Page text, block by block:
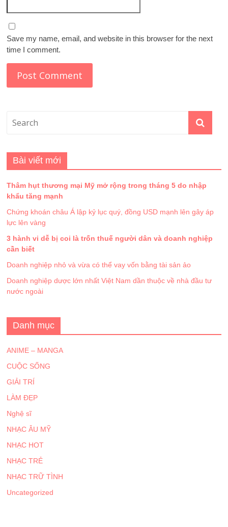
Save my name, email, and website in this browser for the next
time I comment.
Bài viết mới
Thâm hụt thương mại Mỹ mở rộng trong tháng 5 do nhập
khẩu tăng mạnh
Chứng khoán châu Á lập kỷ lục quý, đồng USD mạnh lên gây áp
lực lên vàng
3 hành vi dễ bị coi là trốn thuế người dân và doanh nghiệp
cần biết
Doanh nghiệp nhỏ và vừa có thể vay vốn bằng tài sản ảo
Doanh nghiệp dược lớn nhất Việt Nam dần thuộc về nhà đầu tư
nước ngoài
Danh mục
ANIME – MANGA
CUỘC SỐNG
GIẢI TRÍ
LÀM ĐẸP
Nghệ sĩ
NHẠC ÂU MỸ
NHẠC HOT
NHẠC TRẺ
NHẠC TRỮ TÌNH
Uncategorized